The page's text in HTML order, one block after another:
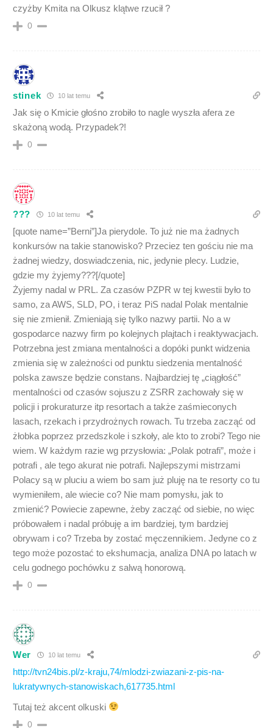
czyżby Kmita na Olkusz klątwe rzucił ?
0
stinek 10 lat temu
Jak się o Kmicie głośno zrobiło to nagle wyszła afera ze
skażoną wodą. Przypadek?!
0
??? 10 lat temu
[quote name=”Berni”]Ja pierydole. To już nie ma żadnych
konkursów na takie stanowisko? Przeciez ten gościu nie ma
żadnej wiedzy, doswiadczenia, nic, jedynie plecy. Ludzie,
gdzie my żyjemy???[/quote]
Żyjemy nadal w PRL. Za czasów PZPR w tej kwestii było to
samo, za AWS, SLD, PO, i teraz PiS nadal Polak mentalnie
się nie zmienił. Zmieniają się tylko nazwy partii. No a w
gospodarce nazwy firm po kolejnych plajtach i reaktywacjach.
Potrzebna jest zmiana mentalności a dopóki punkt widzenia
zmienia się w zależności od punktu siedzenia mentalność
polska zawsze będzie constans. Najbardziej tę „ciągłość”
mentalności od czasów sojuszu z ZSRR zachowały się w
policji i prokuraturze itp resortach a także zaśmieconych
lasach, rzekach i przydrożnych rowach. Tu trzeba zacząć od
żłobka poprzez przedszkole i szkoły, ale kto to zrobi? Tego nie
wiem. W każdym razie wg przysłowia: „Polak potrafi”, może i
potrafi , ale tego akurat nie potrafi. Najlepszymi mistrzami
Polacy są w pluciu a wiem bo sam już pluję na te resorty co tu
wymieniłem, ale wiecie co? Nie mam pomysłu, jak to
zmienić? Powiecie zapewne, żeby zacząć od siebie, no więc
próbowałem i nadal próbuję a im bardziej, tym bardziej
obrywam i co? Trzeba by zostać męczennikiem. Jedyne co z
tego może pozostać to ekshumacja, analiza DNA po latach w
celu godnego pochówku z salwą honorową.
0
Wer 10 lat temu
http://tvn24bis.pl/z-kraju,74/mlodzi-zwiazani-z-pis-na-
lukratywnych-stanowiskach,617735.html
Tutaj też akcent olkuski
0